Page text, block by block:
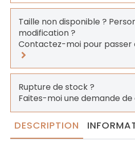
Taille non disponible ?
modification ?
Contactez-moi pour passer
Rupture de stock ?
Faites-moi une demande
DESCRIPTION